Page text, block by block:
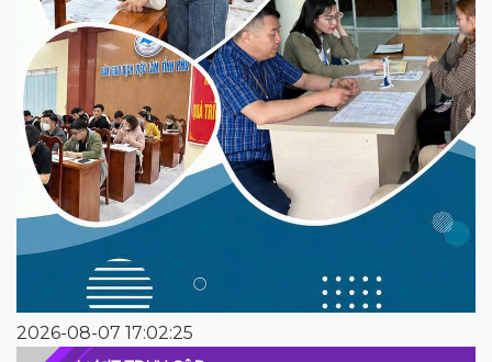
2026-08-07 17:02:25